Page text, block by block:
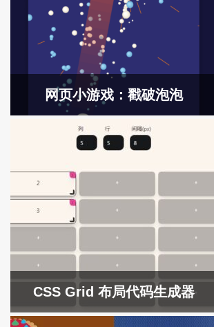
网页小游戏：戳破泡泡
CSS Grid 布局代码生成器